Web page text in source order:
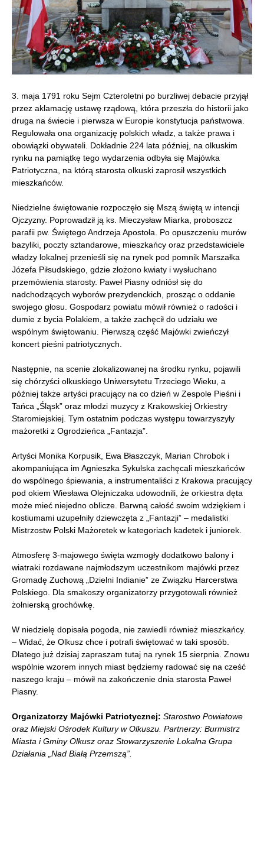
3. maja 1791 roku Sejm Czteroletni po burzliwej debacie przyjął
przez aklamację ustawę rządową, która przeszła do historii jako
druga na świecie i pierwsza w Europie konstytucja państwowa.
Regulowała ona organizację polskich władz, a także prawa i
obowiązki obywateli. Dokładnie 224 lata później, na olkuskim
rynku na pamiątkę tego wydarzenia odbyła się Majówka
Patriotyczna, na którą starosta olkuski zaprosił wszystkich
mieszkańców.
Niedzielne świętowanie rozpoczęło się Mszą świętą w intencji
Ojczyzny. Poprowadził ją ks. Mieczysław Miarka, proboszcz
parafii pw. Świętego Andrzeja Apostoła. Po opuszczeniu murów
bazyliki, poczty sztandarowe, mieszkańcy oraz przedstawiciele
władzy lokalnej przenieśli się na rynek pod pomnik Marszałka
Józefa Piłsudskiego, gdzie złożono kwiaty i wysłuchano
przemówienia starosty. Paweł Piasny odniósł się do
nadchodzących wyborów prezydenckich, prosząc o oddanie
swojego głosu. Gospodarz powiatu mówił również o radości i
dumie z bycia Polakiem, a także zachęcił do udziału we
wspólnym świętowaniu. Pierwszą część Majówki zwieńczył
koncert pieśni patriotycznych.
Następnie, na scenie zlokalizowanej na środku rynku, pojawili
się chórzyści olkuskiego Uniwersytetu Trzeciego Wieku, a
później także artyści pracujący na co dzień w Zespole Pieśni i
Tańca „Śląsk” oraz młodzi muzycy z Krakowskiej Orkiestry
Staromiejskiej. Tym ostatnim podczas występu towarzyszyły
mażoretki z Ogrodzieńca „Fantazja”.
Artyści Monika Korpusik, Ewa Błaszczyk, Marian Chrobok i
akompaniująca im Agnieszka Sykulska zachęcali mieszkańców
do wspólnego śpiewania, a instrumentaliści z Krakowa pracujący
pod okiem Wiesława Olejniczaka udowodnili, że orkiestra dęta
może mieć niejedno oblicze. Barwną całość swoim wdziękiem i
kostiumami uzupełniły dziewczęta z „Fantazji” – medalistki
Mistrzostw Polski Mażoretek w kategoriach kadetek i juniorek.
Atmosferę 3-majowego święta wzmogły dodatkowo balony i
wiatraki rozdawane najmłodszym uczestnikom majówki przez
Gromadę Zuchową „Dzielni Indianie” ze Związku Harcerstwa
Polskiego. Dla smakoszy organizatorzy przygotowali również
żołnierską grochówkę.
W niedzielę dopisała pogoda, nie zawiedli również mieszkańcy.
– Widać, że Olkusz chce i potrafi świętować w taki sposób.
Dlatego już dzisiaj zapraszam tutaj na rynek 15 sierpnia. Znowu
wspólnie wzorem innych miast będziemy radować się na cześć
naszego kraju – mówił na zakończenie dnia starosta Paweł
Piasny.
Organizatorzy Majówki Patriotycznej: Starostwo Powiatowe
oraz Miejski Ośrodek Kultury w Olkuszu. Partnerzy: Burmistrz
Miasta i Gminy Olkusz oraz Stowarzyszenie Lokalna Grupa
Działania „Nad Białą Przemszą”.